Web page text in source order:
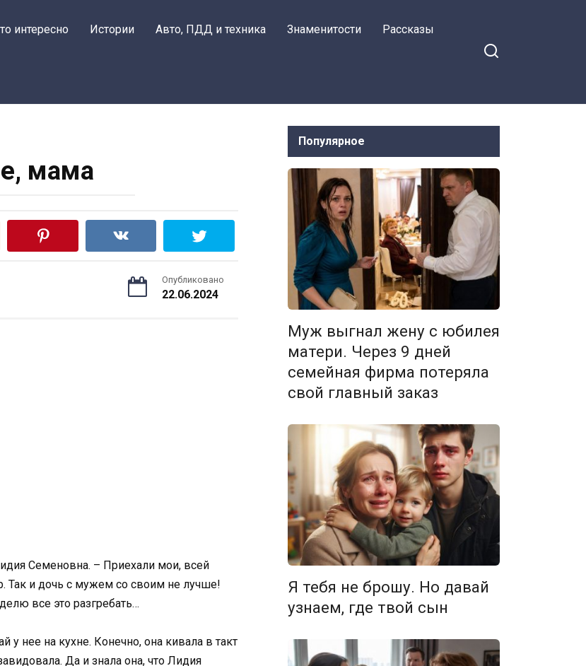
интересно Истории Авто, ПДД и техника Знаменитости Рассказы
мама
Опубликовано
22.06.2024
Семеновна. – Приехали мои, всей
Так и дочь с мужем со своим не лучше!
все это разгребать…
у нее на кухне. Конечно, она кивала в такт
Да и знала она, что Лидия
Популярное
Муж выгнал жену с юбилея
матери. Через 9 дней
семейная фирма потеряла
свой главный заказ
Я тебя не брошу. Но давай
узнаем, где твой сын